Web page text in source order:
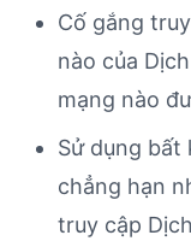
Cố gắng
nào của
mạng nào
Sử dụng bất
chẳng hạn
truy cập